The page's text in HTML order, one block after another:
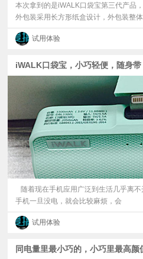
本次拿到的是iWALK口袋宝第三代产品
外包装采用长方形纸盒设计，外包装整体
试用体验
iWALK口袋宝，小巧轻便，随身带
随着现在手机应用广泛到生活几乎离不
手机一旦没电，就会比较麻烦，会
试用体验